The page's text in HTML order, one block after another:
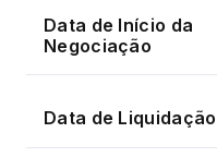
Data de Início da
Negociação
Data de Liquidação